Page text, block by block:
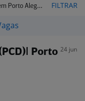
Alegre - RS FILTRAR
Porto 24 jun